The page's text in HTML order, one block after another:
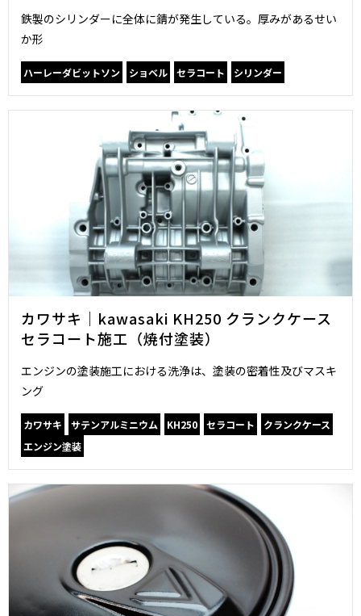
鉄製のシリンダーに全体に錆が発生している。厚みがあるせい
か形
ハーレーダビットソン ショベル セラコート シリンダー
カワサキ｜kawasaki KH250 クランクケース
セラコート施工（焼付塗装）
エンジンの塗装施工における洗浄は、塗装の密着性及びマスキ
ング
カワサキ サテンアルミニウム KH250 セラコート
クランクケース
エンジン塗装